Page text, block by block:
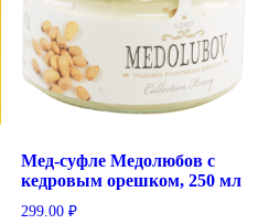
Мед-суфле Медолюбов с
кедровым орешком, 250 мл
299.00 ₽